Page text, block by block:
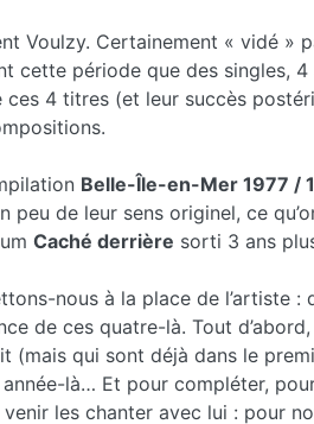
Voulzy. Certainement « vidé »
cette période que des singles,
4 titres (et leur succès
Belle-Île-en-Mer 1977 /
de leur sens originel, ce
Caché derrière sorti 3 ans
nous à la place de l’artiste
de ces quatre-là. Tout
(mais qui sont déjà dans le
là… Et pour compléter,
les chanter avec lui : pour